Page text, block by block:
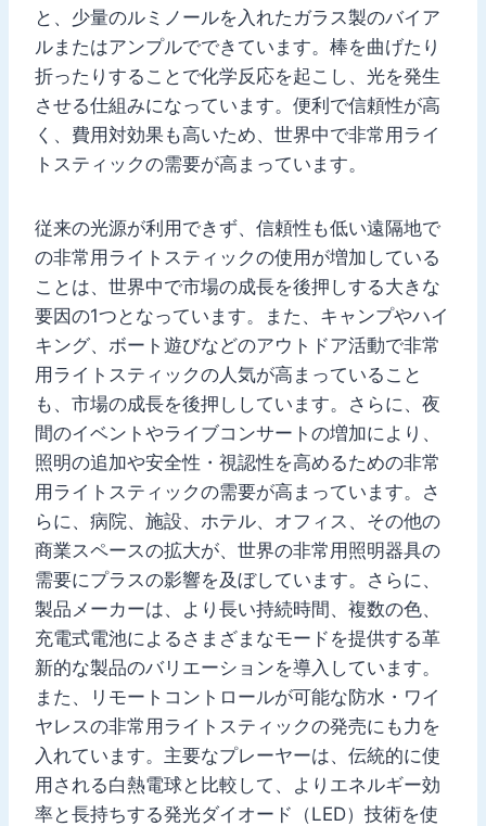
と、少量のルミノールを入れたガラス製のバイア
ルまたはアンプルでできています。棒を曲げたり
折ったりすることで化学反応を起こし、光を発生
させる仕組みになっています。便利で信頼性が高
く、費用対効果も高いため、世界中で非常用ライ
トスティックの需要が高まっています。
従来の光源が利用できず、信頼性も低い遠隔地で
の非常用ライトスティックの使用が増加している
ことは、世界中で市場の成長を後押しする大きな
要因の1つとなっています。また、キャンプやハイ
キング、ボート遊びなどのアウトドア活動で非常
用ライトスティックの人気が高まっていること
も、市場の成長を後押ししています。さらに、夜
間のイベントやライブコンサートの増加により、
照明の追加や安全性・視認性を高めるための非常
用ライトスティックの需要が高まっています。さ
らに、病院、施設、ホテル、オフィス、その他の
商業スペースの拡大が、世界の非常用照明器具の
需要にプラスの影響を及ぼしています。さらに、
製品メーカーは、より長い持続時間、複数の色、
充電式電池によるさまざまなモードを提供する革
新的な製品のバリエーションを導入しています。
また、リモートコントロールが可能な防水・ワイ
ヤレスの非常用ライトスティックの発売にも力を
入れています。主要なプレーヤーは、伝統的に使
用される白熱電球と比較して、よりエネルギー効
率と長持ちする発光ダイオード（LED）技術を使